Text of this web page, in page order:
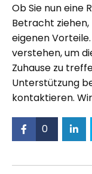
Ob Sie nuneine
Betracht
eigenen
verstehen, um
Zuhause zu
Unterstützung
kontaktieren.
0